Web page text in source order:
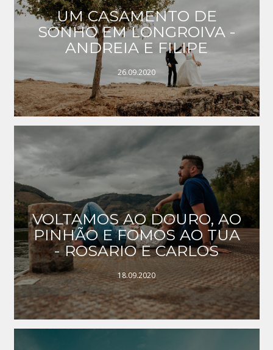
UM CASAMENTO DE
SONHO EM LONGROIVA -
ANDREIA E FILIPE
26.09.2020
VOLTAMOS AO DOURO, AO
PINHÃO E FOMOS AO TUA
- ROSARIO E CARLOS
18.09.2020